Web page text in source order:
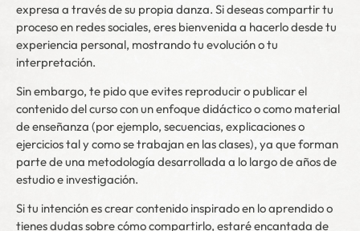
expresa a través de su propia danza. Si deseas compartir tu
proceso en redes sociales, eres bienvenida a hacerlo desde tu
experiencia personal, mostrando tu evolución o tu
interpretación.
Sin embargo, te pido que evites reproducir o publicar el
contenido del curso con un enfoque didáctico o como material
de enseñanza (por ejemplo, secuencias, explicaciones o
ejercicios tal y como se trabajan en las clases), ya que forman
parte de una metodología desarrollada a lo largo de años de
estudio e investigación.
Si tu intención es crear contenido inspirado en lo aprendido o
tienes dudas sobre cómo compartirlo, estaré encantada de